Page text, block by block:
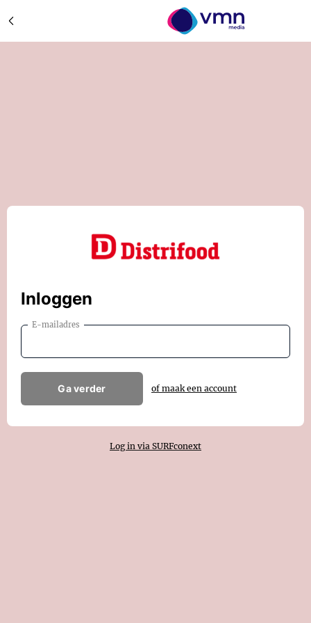
Inloggen
E-mailadres
Ga verder of maak een account
Log in via SURFconext